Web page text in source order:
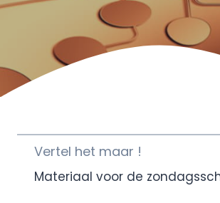
Vertel het maar !
Materiaal voor de